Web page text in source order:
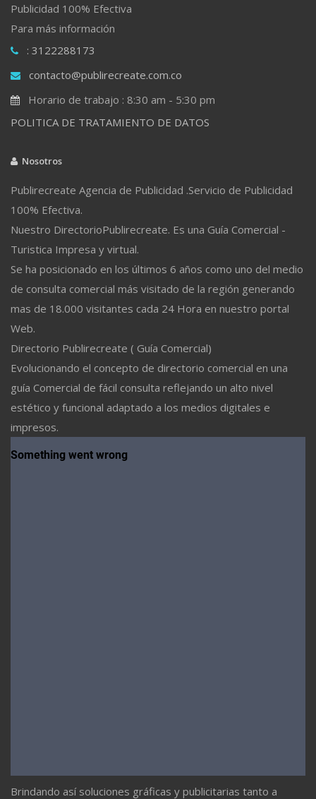
Publicidad 100% Efectiva
Para más información
: 3122288173
contacto@publirecreate.com.co
Horario de trabajo : 8:30 am - 5:30 pm
POLITICA DE TRATAMIENTO DE DATOS
Nosotros
Publirecreate Agencia de Publicidad .Servicio de Publicidad
100% Efectiva.
Nuestro DirectorioPublirecreate. Es una Guía Comercial -
Turistica Impresa y virtual.
Se ha posicionado en los últimos 6 años como uno del medio
de consulta comercial más visitado de la región generando
mas de 18.000 visitantes cada 24 Hora en nuestro portal
Web.
Directorio Publirecreate ( Guía Comercial)
Evolucionando el concepto de directorio comercial en una
guía Comercial de fácil consulta reflejando un alto nivel
estético y funcional adaptado a los medios digitales e
impresos.
Brindando así soluciones gráficas y publicitarias tanto a